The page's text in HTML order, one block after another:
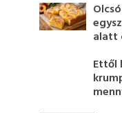
alatt
Ettől